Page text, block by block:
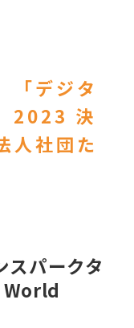
「デジタ
2023 決
人社団た
パークタ
World